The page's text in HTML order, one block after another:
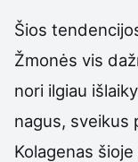
Šios
Žmonės vis
nori ilgiau
nagus, sveikus
Kolagenas